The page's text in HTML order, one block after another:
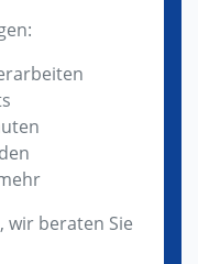
wir beraten Sie